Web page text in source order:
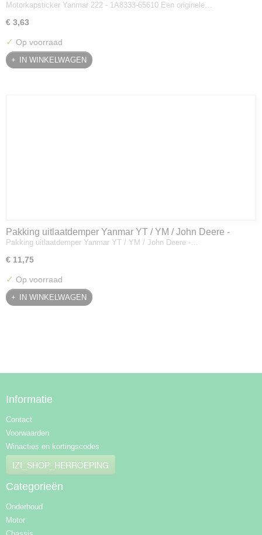
Motorkapsticker Yanmar 222 - 1A8333-65610 Een originele…
€ 3,63
✓ Op voorraad
IN WINKELWAGEN
Pakking uitlaatdemper Yanmar YT / YM / John Deere -
128300-13230
Pakking uitlaatdemper Yanmar YT / YM / John Deere -…
€ 11,75
✓ Op voorraad
IN WINKELWAGEN
Informatie
Contact
Voorwaarden
Winacties en kortingscodes
IZI_SHOP_HERROEPING
Categorieën
Onderhoud
Motor